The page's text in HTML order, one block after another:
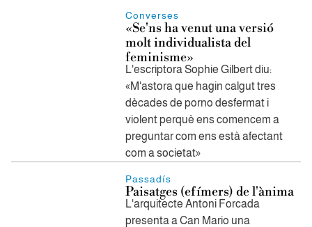
Converses
«Se'ns ha venut una versió
molt individualista del
feminisme»
L'escriptora Sophie Gilbert diu:
«M'astora que hagin calgut tres
dècades de porno desfermat i
violent perquè ens comencem a
preguntar com ens està afectant
com a societat»
Passadís
Paisatges (efímers) de l'ànima
L'arquitecte Antoni Forcada
presenta a Can Mario una